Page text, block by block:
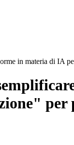
in materia di IA
per